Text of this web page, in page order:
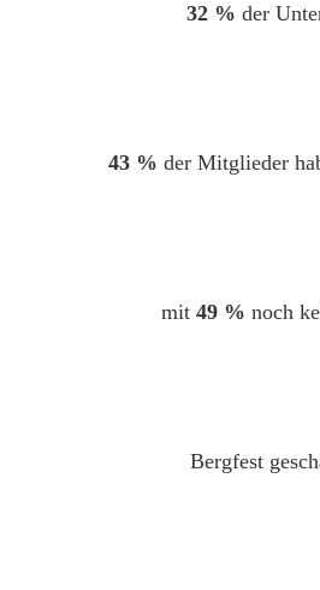
32 %der
43 % der Mitglieder
mit 49 %noch
Bergfest